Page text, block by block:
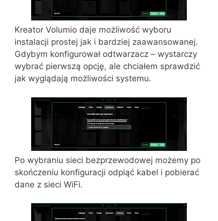
Kreator Volumio daje możliwość wyboru
instalacji prostej jak i bardziej zaawansowanej.
Gdybym konfigurował odtwarzacz – wystarczy
wybrać pierwszą opcję, ale chciałem sprawdzić
jak wyglądają możliwości systemu.
Po wybraniu sieci bezprzewodowej możemy po
skończeniu konfiguracji odpiąć kabel i pobierać
dane z sieci WiFi.